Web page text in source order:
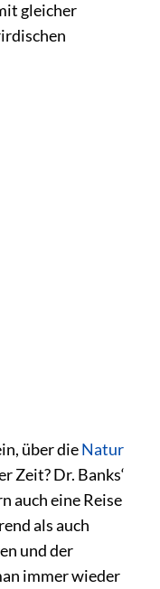
gleicher
über dieNatur
Zeit? Dr. Banks‘
auch eine Reise
als auch
und der
immer wieder